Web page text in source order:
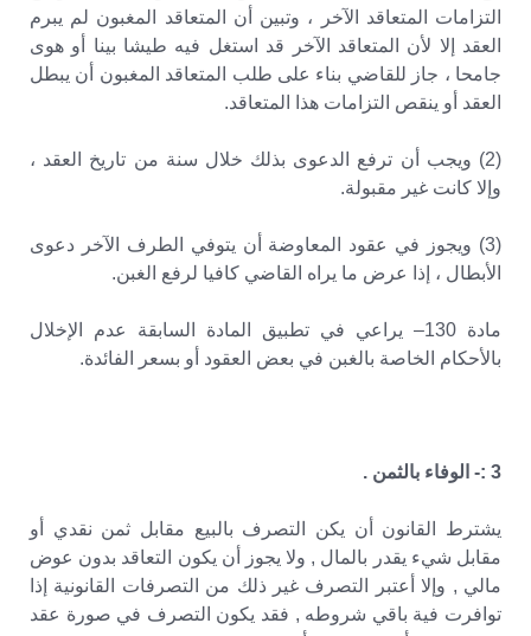
التزامات المتعاقد الآخر ، وتبين أن المتعاقد المغبون لم يبرم
العقد إلا لأن المتعاقد الآخر قد استغل فيه طيشا بينا أو هوى
جامحا ، جاز للقاضي بناء على طلب المتعاقد المغبون أن يبطل
العقد أو ينقص التزامات هذا المتعاقد.
(2) ويجب أن ترفع الدعوى بذلك خلال سنة من تاريخ العقد ،
وإلا كانت غير مقبولة.
(3) ويجوز في عقود المعاوضة أن يتوفي الطرف الآخر دعوى
الأبطال ، إذا عرض ما يراه القاضي كافيا لرفع الغبن.
مادة 130– يراعي في تطبيق المادة السابقة عدم الإخلال
بالأحكام الخاصة بالغبن في بعض العقود أو بسعر الفائدة.
3 :- الوفاء بالثمن .
يشترط القانون أن يكن التصرف بالبيع مقابل ثمن نقدي أو
مقابل شيء يقدر بالمال , ولا يجوز أن يكون التعاقد بدون عوض
مالي , وإلا أعتبر التصرف غير ذلك من التصرفات القانونية إذا
توافرت فية باقي شروطه , فقد يكون التصرف في صورة عقد